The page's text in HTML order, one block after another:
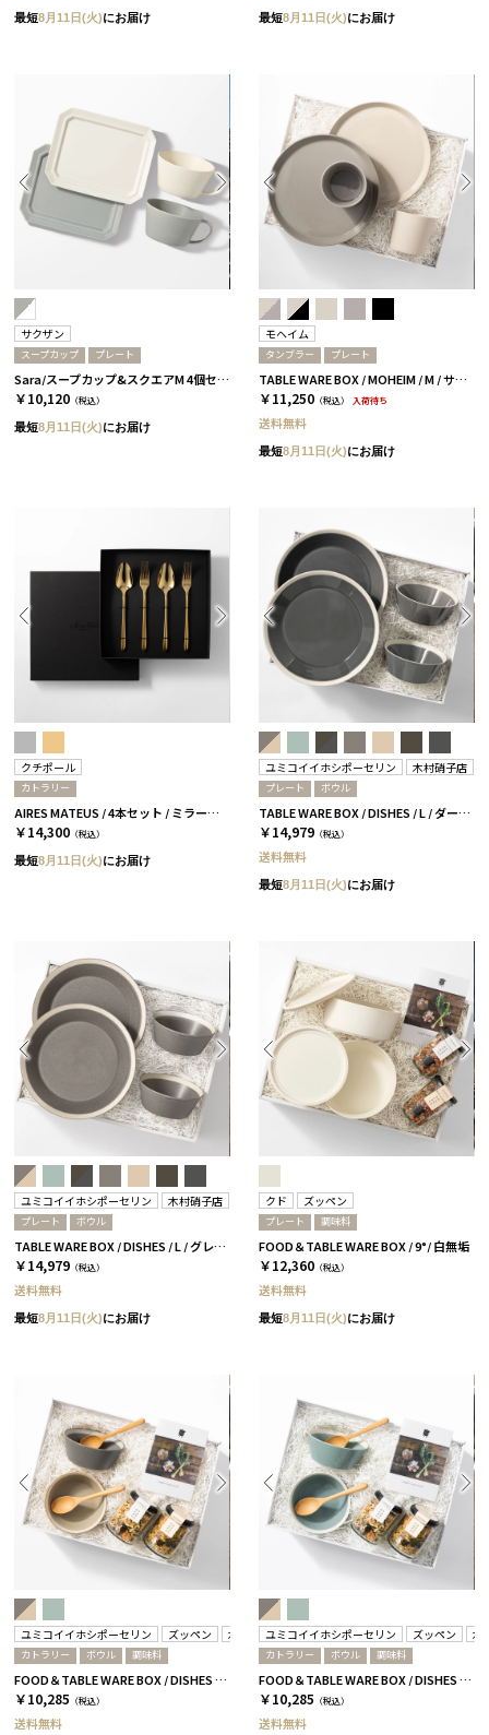
最短8月11日(火)にお届け 最短8月11日(火)にお届け
サクザン
スープカップ プレート
Sara/スープカップ&スクエアM 4個セット/グレー＆ホワイト［サクザン］
￥10,120 （税込）
最短8月11日(火)にお届け
モヘイム
タンブラー プレート
TABLE WARE BOX / MOHEIM / M / サンドホワイト＆グレー
￥11,250 （税込） 入荷待ち
送料無料
最短8月11日(火)にお届け
クチポール
カトラリー
AIRES MATEUS / 4本セット / ミラーゴールド［クチポール］
￥14,300 （税込）
最短8月11日(火)にお届け
ユミコイイホシポーセリン 木村硝子店
プレート ボウル
TABLE WARE BOX / DISHES / L / ダークグレー［イイホシユミコ×木村硝子店］
￥14,979 （税込）
送料無料
最短8月11日(火)にお届け
ユミコイイホシポーセリン 木村硝子店
プレート ボウル
TABLE WARE BOX / DISHES / L / グレー［イイホシユミコ×木村硝子店］
￥14,979 （税込）
送料無料
最短8月11日(火)にお届け
クド ズッペン
プレート 調味料
FOOD＆TABLE WARE BOX / 9°/ 白無垢
￥12,360 （税込）
送料無料
最短8月11日(火)にお届け
ユミコイイホシポーセリン ズッペン 木村硝子店
カトラリー ボウル 調味料
FOOD＆TABLE WARE BOX / DISHES ボウル / グレー＆ベージュ
￥10,285 （税込）
送料無料
ユミコイイホシポーセリン ズッペン 木
カトラリー ボウル 調味料
FOOD＆TABLE WARE BOX / DISHES ボウル / ピスタチオグリーン
￥10,285 （税込）
送料無料